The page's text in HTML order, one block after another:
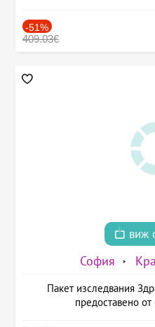
-51%
409.03€
виж
София
Пакет изследвания
предоставено